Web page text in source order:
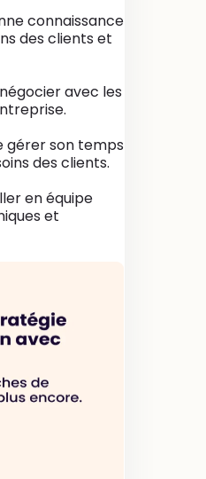
connaissance
des clients et
avec les
gérer son temps
des clients.
en équipe
et